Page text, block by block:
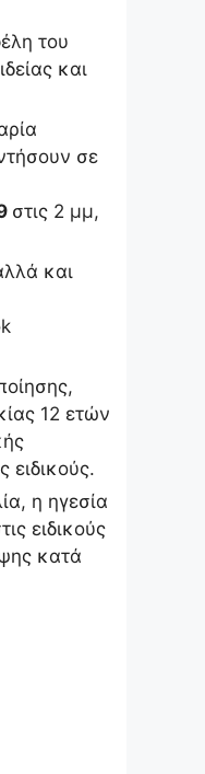
του
και
σε
στις 2 μμ,
και
12 ετών
η ηγεσία
ειδικούς
κατά